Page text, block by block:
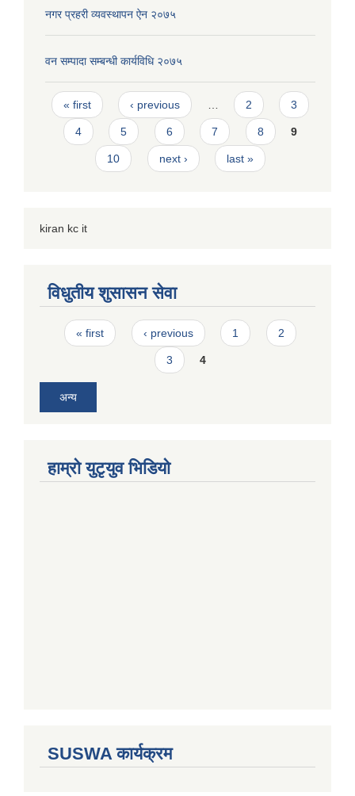
नगर प्रहरी व्यवस्थापन ऐन २०७५
वन सम्पादा सम्बन्धी कार्यविधि २०७५
Pages
« first ‹ previous 2 3
4 5 6 7 8 9
10 next › last »
kiran kc it
विधुतीय शुसासन सेवा
Pages
« first ‹ previous 1 2
3 4
अन्य
हाम्राे युटृयुव भिडियाे
SUSWA कार्यक्रम